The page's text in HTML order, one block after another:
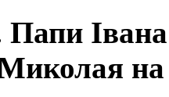
Папи
на